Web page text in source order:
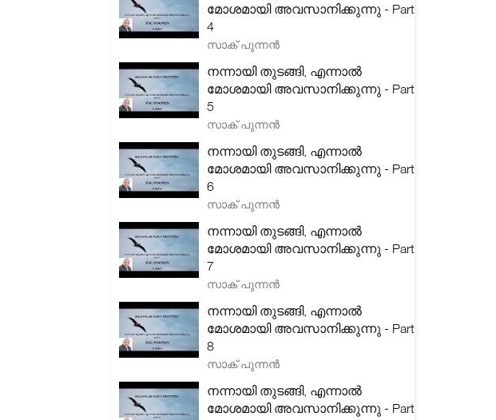
മോശമായി അവസാനിക്കുന്നു - Part
4
സാക് പുന്നൻ
നന്നായി തുടങ്ങി, എന്നാൽ
മോശമായി അവസാനിക്കുന്നു - Part
5
സാക് പുന്നൻ
നന്നായി തുടങ്ങി, എന്നാൽ
മോശമായി അവസാനിക്കുന്നു - Part
6
സാക് പുന്നൻ
നന്നായി തുടങ്ങി, എന്നാൽ
മോശമായി അവസാനിക്കുന്നു - Part
7
സാക് പുന്നൻ
നന്നായി തുടങ്ങി, എന്നാൽ
മോശമായി അവസാനിക്കുന്നു - Part
8
സാക് പുന്നൻ
നന്നായി തുടങ്ങി, എന്നാൽ
മോശമായി അവസാനിക്കുന്നു - Part